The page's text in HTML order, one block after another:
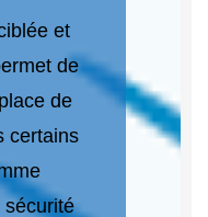
et
de
de
certains
sécurité